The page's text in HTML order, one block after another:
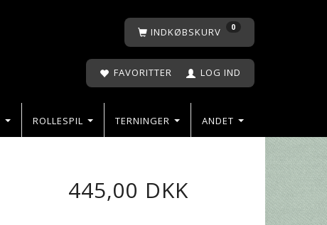
INDKØBSKURV 0
FAVORITTER LOG IND
ROLLESPIL TERNINGER ANDET
445,00 DKK